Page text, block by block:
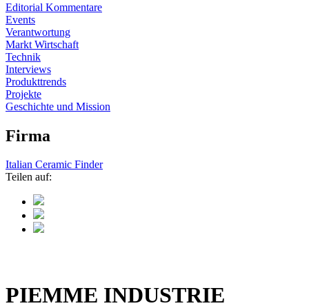
Editorial Kommentare
Events
Verantwortung
Markt Wirtschaft
Technik
Interviews
Produkttrends
Projekte
Geschichte und Mission
Firma
Italian Ceramic Finder
Teilen auf:
PIEMME INDUSTRIE